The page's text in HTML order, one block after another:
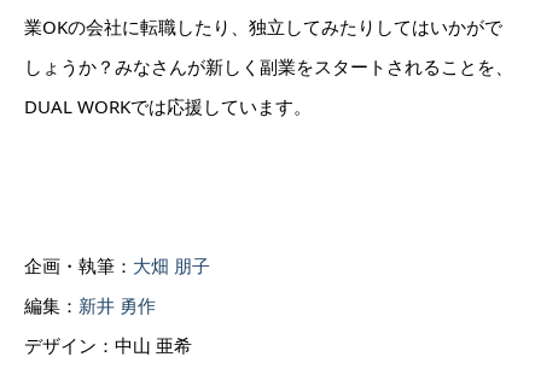
業OKの会社に転職したり、独立してみたりしてはいかがで
しょうか？みなさんが新しく副業をスタートされることを、
DUAL WORKでは応援しています。
企画・執筆： 大畑 朋子
編集： 新井 勇作
デザイン： 中山 亜希